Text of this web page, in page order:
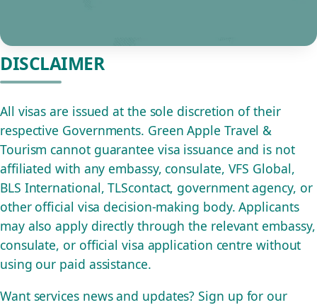
DISCLAIMER
All visas are issued at the sole discretion of their
respective Governments. Green Apple Travel &
Tourism cannot guarantee visa issuance and is not
affiliated with any embassy, consulate, VFS Global,
BLS International, TLScontact, government agency, or
other official visa decision-making body. Applicants
may also apply directly through the relevant embassy,
consulate, or official visa application centre without
using our paid assistance.
Want services news and updates? Sign up for our